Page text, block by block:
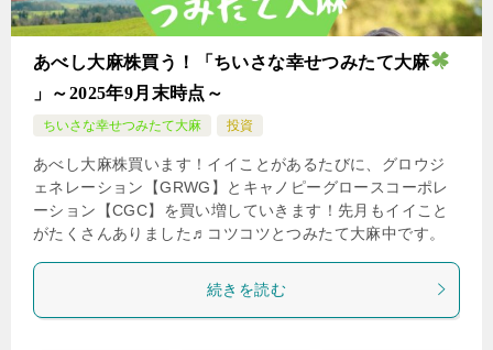
あべし大麻株買う！「ちいさな幸せつみたて大麻
」～2025年9月末時点～
ちいさな幸せつみたて大麻 投資
あべし大麻株買います！イイことがあるたびに、グロウジ
ェネレーション【GRWG】とキャノピーグロースコーポレ
ーション【CGC】を買い増していきます！先月もイイこと
がたくさんありました♬コツコツとつみたて大麻中です。
続きを読む